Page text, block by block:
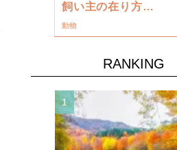
飼い主の在り方…
動物
RANKING
1